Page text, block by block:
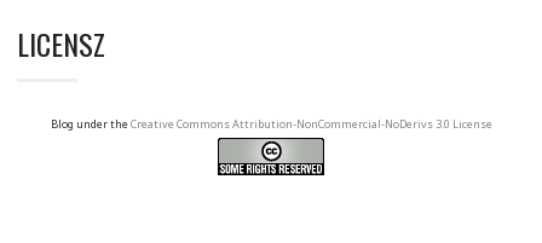
LICENSZ
Blog under the Creative Commons Attribution-NonCommercial-NoDerivs 3.0 License